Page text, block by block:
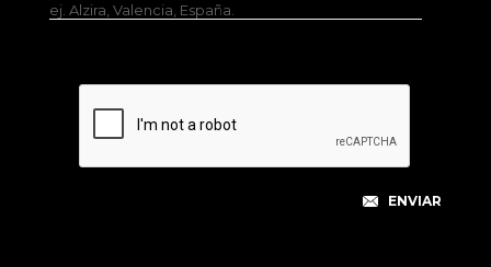
ej. Alzira, Valencia, España.